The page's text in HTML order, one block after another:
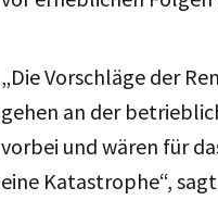
„Die Vorschläge der
gehen an der
vorbei und wären für
eine Katastrophe“,